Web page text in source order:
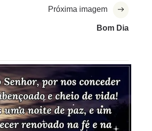
Próxima imagem
Bom Dia